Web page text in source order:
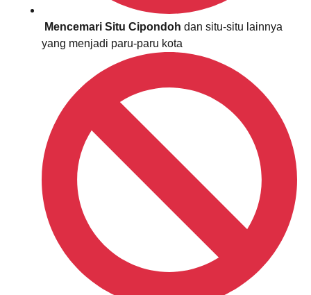
Mencemari Situ Cipondoh dan situ-situ lainnya
yang menjadi paru-paru kota